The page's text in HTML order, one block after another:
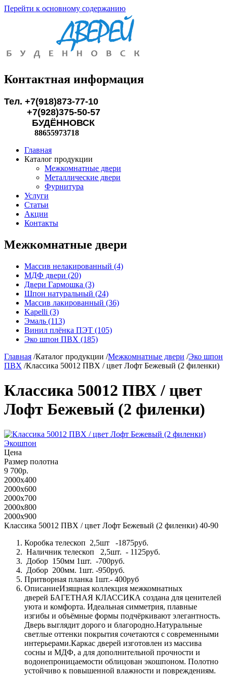
Перейти к основному содержанию
Контактная информация
Тел. +7(918)873-77-10
+7(928)375-50-57
БУДЁННОВСК
88655973718
Главная
Каталог продукции
Межкомнатные двери
Металлические двери
Фурнитура
Услуги
Статьи
Акции
Контакты
Межкомнатные двери
Массив нелакированный (4)
МДФ двери (20)
Двери Гармошка (3)
Шпон натуральный (24)
Массив лакированный (36)
Kapelli (3)
Эмаль (113)
Винил плёнка ПЭТ (105)
Эко шпон ПВХ (185)
Главная /Каталог продукции /Межкомнатные двери /Эко шпон
ПВХ /Классика 50012 ПВХ / цвет Лофт Бежевый (2 филенки)
Классика 50012 ПВХ / цвет
Лофт Бежевый (2 филенки)
Экошпон
Цена
Размер полотна
9 700р.
2000x400
2000x600
2000x700
2000x800
2000x900
Классика 50012 ПВХ / цвет Лофт Бежевый (2 филенки) 40-90
Коробка телескоп 2,5шт -1875руб.
Наличник телескоп 2,5шт. - 1125руб.
Добор 150мм 1шт. -700руб.
Добор 200мм. 1шт. -950руб.
Притворная планка 1шт.- 400руб
ОписаниеИзящная коллекция межкомнатных
дверей БАГЕТНАЯ КЛАССИКА создана для ценителей
уюта и комфорта. Идеальная симметрия, плавные
изгибы и объёмные формы подчёркивают элегантность.
Дверь выглядит дорого и благородно.Натуральные
светлые оттенки покрытия сочетаются с современными
интерьерами.Каркас дверей изготовлен из массива
сосны и МДФ, а для дополнительной прочности и
водонепроницаемости облицован экошпоном. Полотно
устойчиво к повышенной влажности и повреждениям.